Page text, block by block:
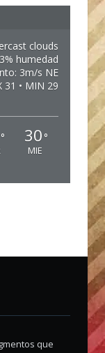
clouds
humedad
3m/s NE
31 • MIN 29
° 30 °
MIE
que